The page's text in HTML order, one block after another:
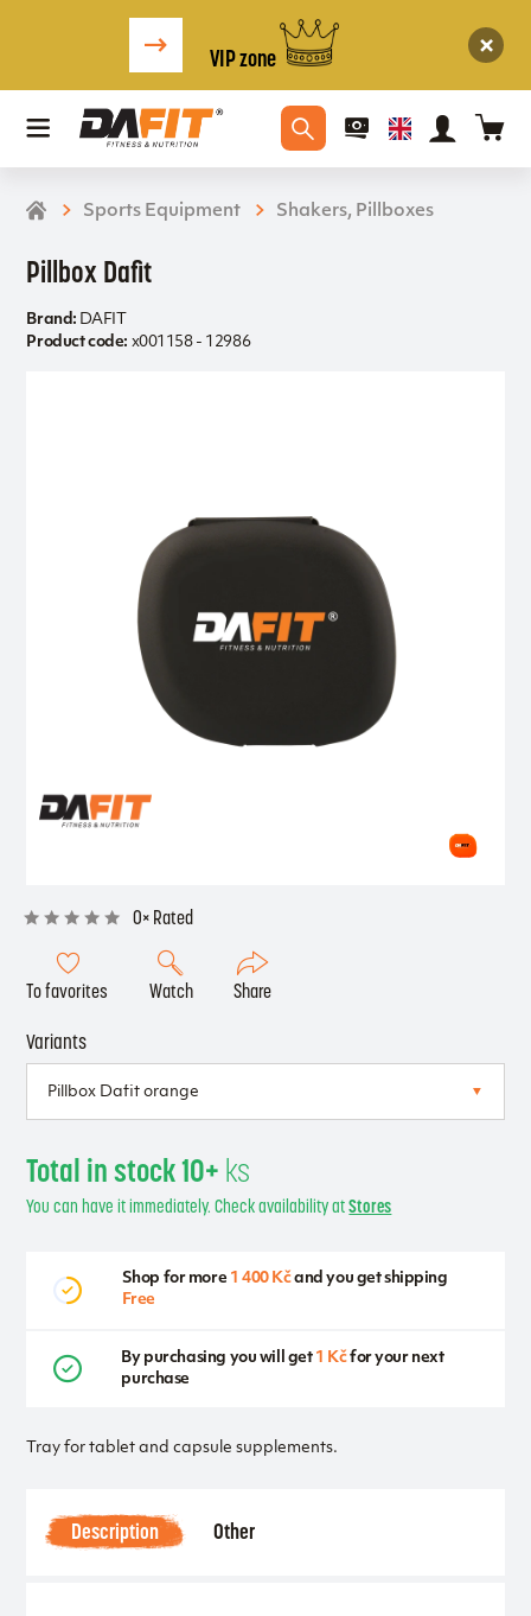
VIP zone
Sports Equipment Shakers, Pillboxes
Pillbox Dafit
0× Rated
To favorites Watch Share
Brand: DAFIT
Product code: x001158 - 12986
Tray for tablet and capsule supplements.
Variants
Total in stock 10+ ks
You can have it immediately. Check availability atStores
Shop for more 1 400 Kčand you get shipping
Free
By purchasing you will get 1 Kčfor your next
purchase
Description Other